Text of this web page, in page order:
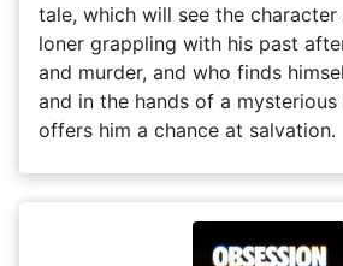
tale, which will see the
loner grappling with his past
and murder, and who finds
and in the hands of a
offers him a chance at salvation.